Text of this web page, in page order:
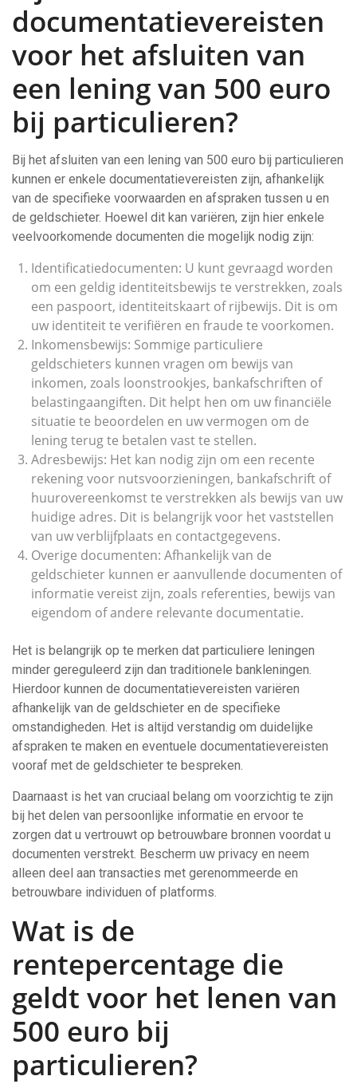
documentatievereisten
voor het afsluiten van
een lening van 500 euro
bij particulieren?
Bij het afsluiten van een lening van 500 euro bij particulieren
kunnen er enkele documentatievereisten zijn, afhankelijk
van de specifieke voorwaarden en afspraken tussen u en
de geldschieter. Hoewel dit kan variëren, zijn hier enkele
veelvoorkomende documenten die mogelijk nodig zijn:
Identificatiedocumenten: U kunt gevraagd worden
om een geldig identiteitsbewijs te verstrekken, zoals
een paspoort, identiteitskaart of rijbewijs. Dit is om
uw identiteit te verifiëren en fraude te voorkomen.
Inkomensbewijs: Sommige particuliere
geldschieters kunnen vragen om bewijs van
inkomen, zoals loonstrookjes, bankafschriften of
belastingaangiften. Dit helpt hen om uw financiële
situatie te beoordelen en uw vermogen om de
lening terug te betalen vast te stellen.
Adresbewijs: Het kan nodig zijn om een recente
rekening voor nutsvoorzieningen, bankafschrift of
huurovereenkomst te verstrekken als bewijs van uw
huidige adres. Dit is belangrijk voor het vaststellen
van uw verblijfplaats en contactgegevens.
Overige documenten: Afhankelijk van de
geldschieter kunnen er aanvullende documenten of
informatie vereist zijn, zoals referenties, bewijs van
eigendom of andere relevante documentatie.
Het is belangrijk op te merken dat particuliere leningen
minder gereguleerd zijn dan traditionele bankleningen.
Hierdoor kunnen de documentatievereisten variëren
afhankelijk van de geldschieter en de specifieke
omstandigheden. Het is altijd verstandig om duidelijke
afspraken te maken en eventuele documentatievereisten
vooraf met de geldschieter te bespreken.
Daarnaast is het van cruciaal belang om voorzichtig te zijn
bij het delen van persoonlijke informatie en ervoor te
zorgen dat u vertrouwt op betrouwbare bronnen voordat u
documenten verstrekt. Bescherm uw privacy en neem
alleen deel aan transacties met gerenommeerde en
betrouwbare individuen of platforms.
Wat is de
rentepercentage die
geldt voor het lenen van
500 euro bij
particulieren?